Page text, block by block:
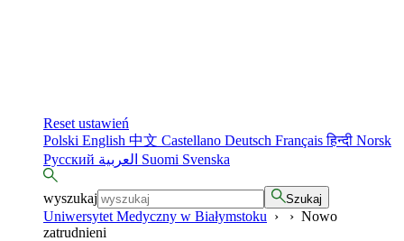
Reset ustawień
Polski English 中文 Castellano Deutsch Françaisहिन्दी Norsk
Русский
Suomi Svenska
wyszukaj Szukaj
Uniwersytet Medyczny w Białymstoku › › Nowo
zatrudnieni